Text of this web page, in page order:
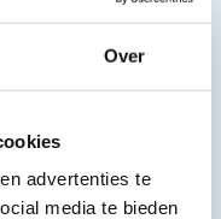
Over
advertenties te
media te bieden